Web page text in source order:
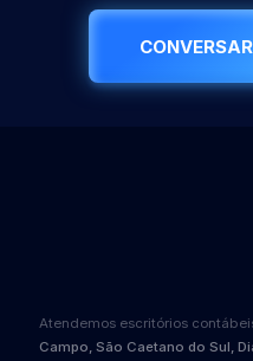
Atendemos escritórios
Campo, São Caetano do Sul,